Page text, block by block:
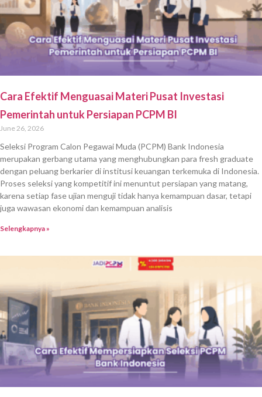
Cara Efektif Menguasai Materi Pusat Investasi
Pemerintah untuk Persiapan PCPM BI
June 26, 2026
Seleksi Program Calon Pegawai Muda (PCPM) Bank Indonesia
merupakan gerbang utama yang menghubungkan para fresh graduate
dengan peluang berkarier di institusi keuangan terkemuka di Indonesia.
Proses seleksi yang kompetitif ini menuntut persiapan yang matang,
karena setiap fase ujian menguji tidak hanya kemampuan dasar, tetapi
juga wawasan ekonomi dan kemampuan analisis
Selengkapnya »